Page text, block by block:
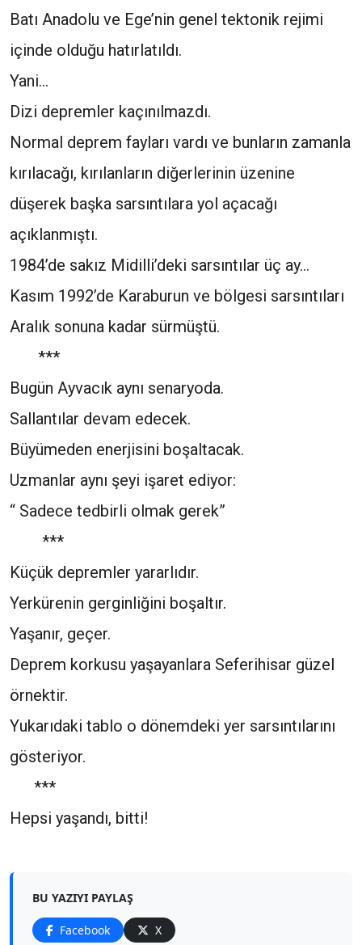
Batı Anadolu ve Ege’nin genel tektonik rejimi
içinde olduğu hatırlatıldı.
Yani…
Dizi depremler kaçınılmazdı.
Normal deprem fayları vardı ve bunların zamanla
kırılacağı, kırılanların diğerlerinin üzenine
düşerek başka sarsıntılara yol açacağı
açıklanmıştı.
1984’de sakız Midilli’deki sarsıntılar üç ay…
Kasım 1992’de Karaburun ve bölgesi sarsıntıları
Aralık sonuna kadar sürmüştü.
***
Bugün Ayvacık aynı senaryoda.
Sallantılar devam edecek.
Büyümeden enerjisini boşaltacak.
Uzmanlar aynı şeyi işaret ediyor:
“ Sadece tedbirli olmak gerek”
***
Küçük depremler yararlıdır.
Yerkürenin gerginliğini boşaltır.
Yaşanır, geçer.
Deprem korkusu yaşayanlara Seferihisar güzel
örnektir.
Yukarıdaki tablo o dönemdeki yer sarsıntılarını
gösteriyor.
***
Hepsi yaşandı, bitti!
BU YAZIYI PAYLAŞ
Facebook X